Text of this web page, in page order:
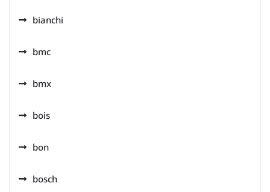
bianchi
bmc
bmx
bois
bon
bosch